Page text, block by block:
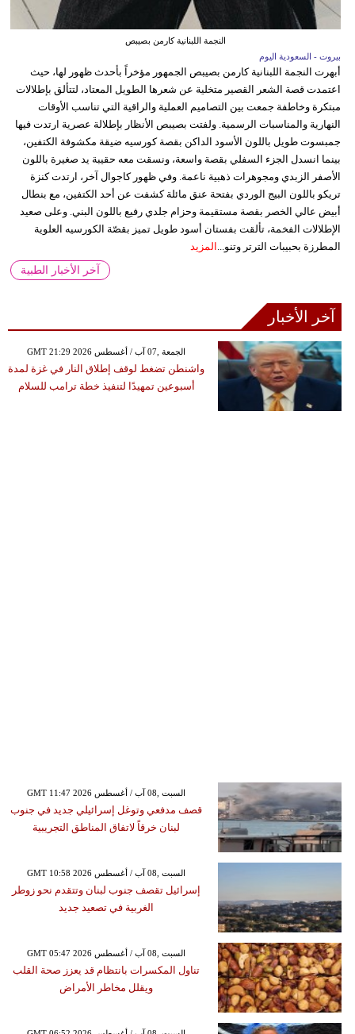
النجمة اللبنانية كارمن بصيبص
بيروت - السعودية اليوم
أبهرت النجمة اللبنانية كارمن بصيبص الجمهور مؤخراً بأحدث ظهور لها، حيث
اعتمدت قصة الشعر القصير متخلية عن شعرها الطويل المعتاد، لتتألق بإطلالات
مبتكرة وخاطفة جمعت بين التصاميم العملية والراقية التي تناسب الأوقات
النهارية والمناسبات الرسمية. ولفتت بصيبص الأنظار بإطلالة عصرية ارتدت فيها
جمبسوت طويل باللون الأسود الداكن بقصة كورسيه ضيقة مكشوفة الكتفين،
بينما انسدل الجزء السفلي بقصة واسعة، ونسقت معه حقيبة يد صغيرة باللون
الأصفر الزبدي ومجوهرات ذهبية ناعمة. وفي ظهور كاجوال آخر، ارتدت كنزة
تريكو باللون البيج الوردي بفتحة عنق مائلة كشفت عن أحد الكتفين، مع بنطال
أبيض عالي الخصر بقصة مستقيمة وحزام جلدي رفيع باللون البني. وعلى صعيد
الإطلالات الفخمة، تألقت بفستان أسود طويل تميز بقصّة الكورسيه العلوية
المطرزة بحبيبات الترتر وتنو...
المزيد
آخر الأخبار الطبية
آخر الأخبار
GMT 21:29 2026 الجمعة ,07 آب / أغسطس
واشنطن تضغط لوقف إطلاق النار في غزة لمدة
أسبوعين تمهيدًا لتنفيذ خطة ترامب للسلام
GMT 11:47 2026 السبت ,08 آب / أغسطس
قصف مدفعي وتوغل إسرائيلي جديد في جنوب
لبنان خرقاً لاتفاق المناطق التجريبية
GMT 10:58 2026 السبت ,08 آب / أغسطس
إسرائيل تقصف جنوب لبنان وتتقدم نحو زوطر
الغربية في تصعيد جديد
GMT 05:47 2026 السبت ,08 آب / أغسطس
تناول المكسرات بانتظام قد يعزز صحة القلب
ويقلل مخاطر الأمراض